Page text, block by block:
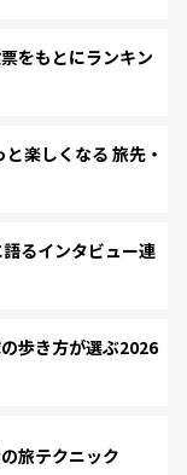
をもとにランキン
楽しくなる 旅先・
るインタビュー連
歩き方が選ぶ2026
旅テクニック